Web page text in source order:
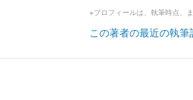
※プロフィールは、執筆時点、
この著者の最近の執筆